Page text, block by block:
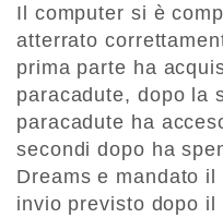
Il computer si è
atterrato
prima parte ha
paracadute, dopo la
paracadute ha
secondi dopo ha
Dreams e mandato
invio previsto dopo il